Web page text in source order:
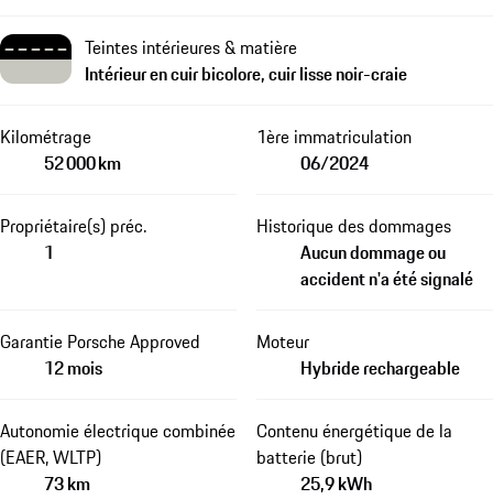
Teintes intérieures & matière
Intérieur en cuir bicolore, cuir lisse noir-craie
Kilométrage
52 000 km
1ère immatriculation
06/2024
Propriétaire(s) préc.
1
Historique des dommages
Aucun dommage ou
accident n'a été signalé
Garantie Porsche Approved
12 mois
Moteur
Hybride rechargeable
Autonomie électrique combinée
(EAER, WLTP)
73 km
Contenu énergétique de la
batterie (brut)
25,9 kWh